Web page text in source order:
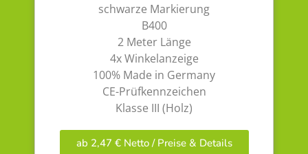
schwarze Markierung
B400
2 Meter Länge
4x Winkelanzeige
100% Made in Germany
CE-Prüfkennzeichen
Klasse III (Holz)
ab 2,47 € Netto / Preise & Details